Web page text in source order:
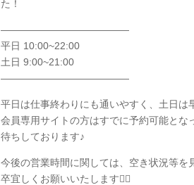
た！
—————————————
平日 10:00~22:00
土日 9:00~21:00
—————————————
平日は仕事終わりにも通いやすく、土日は
会員専用サイトの方はすでに予約可能と
待ちしております♪
今後の営業時間に関しては、空き状況等
卒宜しくお願いいたします🙇‍♂️